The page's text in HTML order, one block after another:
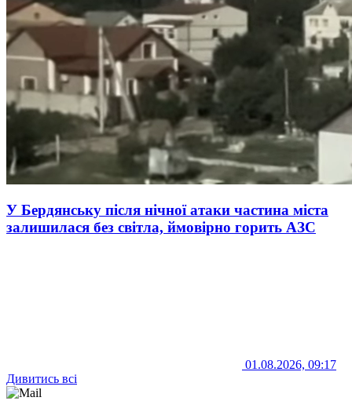
У Бердянську після нічної атаки частина міста
залишилася без світла, ймовірно горить АЗС
01.08.2026, 09:17
Дивитись всі